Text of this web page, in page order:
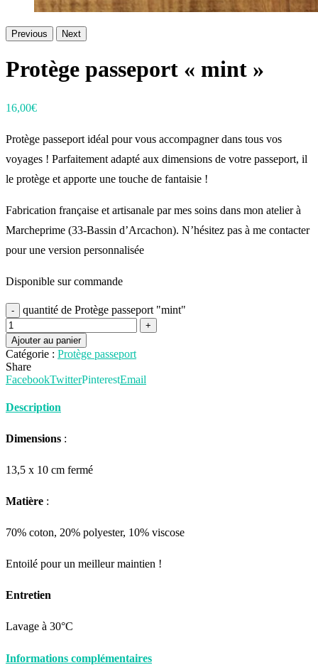
Previous Next
Protège passeport « mint »
16,00€
Protège passeport idéal pour vous accompagner dans tous vos
voyages ! Parfaitement adapté aux dimensions de votre passeport, il
le protège et apporte une touche de fantaisie !
Fabrication française et artisanale par mes soins dans mon atelier à
Marcheprime (33-Bassin d’Arcachon). N’hésitez pas à me contacter
pour une version personnalisée
Disponible sur commande
quantité de Protège passeport "mint"
Ajouter au panier
Catégorie : Protège passeport
Share
FacebookTwitterPinterestEmail
Description
Dimensions :
13,5 x 10 cm fermé
Matière :
70% coton, 20% polyester, 10% viscose
Entoilé pour un meilleur maintien !
Entretien
Lavage à 30°C
Informations complémentaires